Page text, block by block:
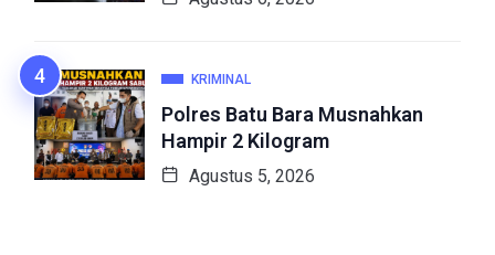
KRIMINAL
Polres Batu Bara Musnahkan
Hampir 2 Kilogram
Agustus 5, 2026